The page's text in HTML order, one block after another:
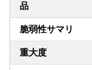
品
脆弱性サマリ
重大度